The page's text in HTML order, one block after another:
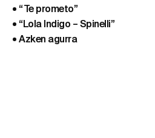
• “Te prometo”
• “Lola Indigo – Spinelli”
• Azken agurra